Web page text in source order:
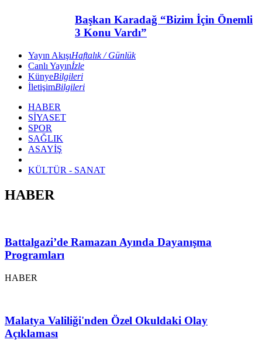
Başkan Karadağ “Bizim İçin Önemli
3 Konu Vardı”
Yayın AkışıHaftalık / Günlük
Canlı Yayınİzle
KünyeBilgileri
İletişimBilgileri
HABER
SİYASET
SPOR
SAĞLIK
ASAYİŞ
KÜLTÜR - SANAT
HABER
Battalgazi’de Ramazan Ayında Dayanışma
Programları
HABER
Malatya Valiliği'nden Özel Okuldaki Olay
Açıklaması